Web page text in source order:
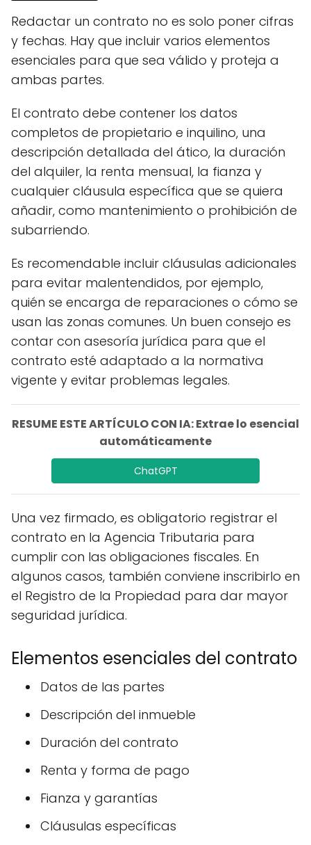
Redactar un contrato no es solo poner cifras
y fechas. Hay que incluir varios elementos
esenciales para que sea válido y proteja a
ambas partes.
El contrato debe contener los datos
completos de propietario e inquilino, una
descripción detallada del ático, la duración
del alquiler, la renta mensual, la fianza y
cualquier cláusula específica que se quiera
añadir, como mantenimiento o prohibición de
subarriendo.
Es recomendable incluir cláusulas adicionales
para evitar malentendidos, por ejemplo,
quién se encarga de reparaciones o cómo se
usan las zonas comunes. Un buen consejo es
contar con asesoría jurídica para que el
contrato esté adaptado a la normativa
vigente y evitar problemas legales.
RESUME ESTE ARTÍCULO CON IA: Extrae lo esencial
automáticamente
ChatGPT
Una vez firmado, es obligatorio registrar el
contrato en la Agencia Tributaria para
cumplir con las obligaciones fiscales. En
algunos casos, también conviene inscribirlo en
el Registro de la Propiedad para dar mayor
seguridad jurídica.
Elementos esenciales del contrato
Datos de las partes
Descripción del inmueble
Duración del contrato
Renta y forma de pago
Fianza y garantías
Cláusulas específicas